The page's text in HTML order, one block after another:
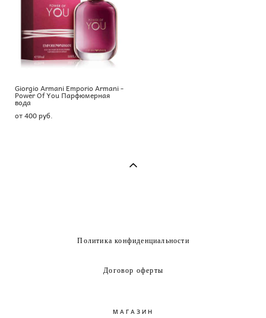
Giorgio Armani Emporio Armani -
Power Of You Парфюмерная
вода
от 400 pуб.
Политика конфиденциальности
Договор оферты
МАГАЗИН